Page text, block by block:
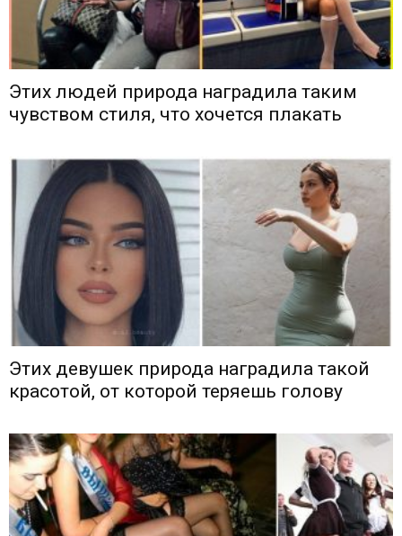
Этих людей природа наградила таким
чувством стиля, что хочется плакать
Этих девушек природа наградила такой
красотой, от которой теряешь голову